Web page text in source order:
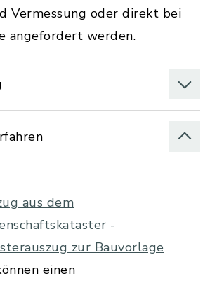
Vermessung oder direkt bei
angefordert werden.
aus dem
-
zur Bauvorlage
einen